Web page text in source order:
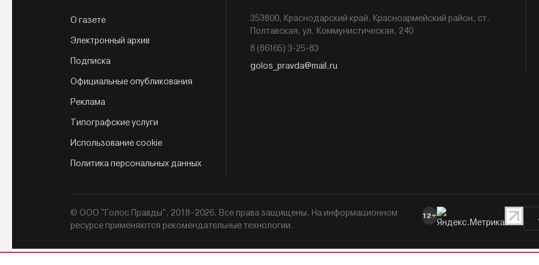
О газете
Электронный архив
Подписка
Официальные опубликования
Реклама
Типографские услуги
Использование cookie
Политика персональных данных
353800, Краснодарский край, Красноармейский район, ст.
Полтавская, ул. Коммунистическая, 240
8 (86165) 3-25-83
golos_pravda@mail.ru
© ООО "Голос Правды", 2018–2026. Все права защищены. На информационном
ресурсе применяются рекомендательные технологии.
12+